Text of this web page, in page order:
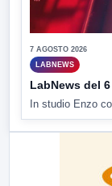
7 AGOSTO 2026
LABNEWS
LabNews del
In studio Enzo